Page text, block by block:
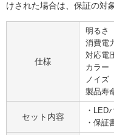
けされた場合は、保証の対
仕様
明るさ
消費電
対応電
カラー
ノイ
製品寿
セット内容
・LED
・保証